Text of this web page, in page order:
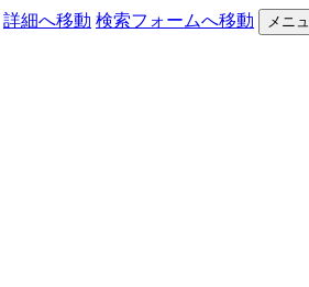
詳細へ移動 検索フォームへ移動 メニ